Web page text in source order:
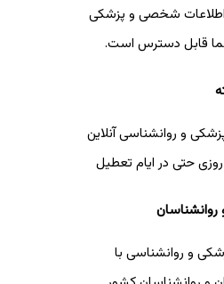
اطلاعات شخصی و پزشکی
قابل دسترس است.
و روانشناسی آنلاین
حتی در ایام تعطیل
روانشناسان
و روانشناسی با